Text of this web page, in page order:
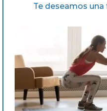
Te deseamos una